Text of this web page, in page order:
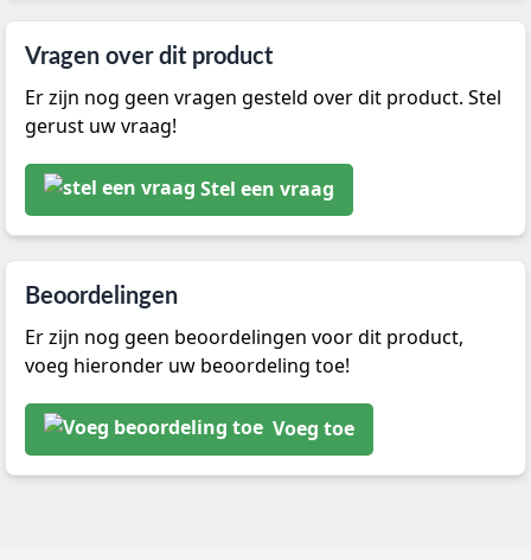
Vragen over dit product
Er zijn nog geen vragen gesteld over dit product. Stel
gerust uw vraag!
Stel een vraag
Beoordelingen
Er zijn nog geen beoordelingen voor dit product,
voeg hieronder uw beoordeling toe!
Voeg toe